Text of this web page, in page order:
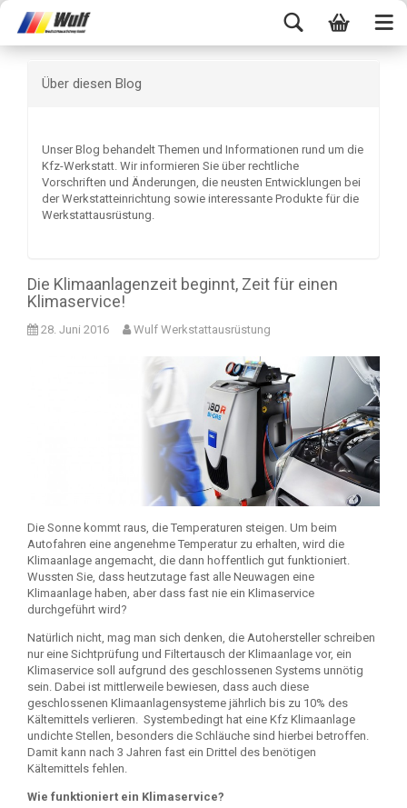
Über diesen Blog
Unser Blog behandelt Themen und Informationen rund um die
Kfz-Werkstatt. Wir informieren Sie über rechtliche
Vorschriften und Änderungen, die neusten Entwicklungen bei
der Werkstatteinrichtung sowie interessante Produkte für die
Werkstattausrüstung.
Die Klimaanlagenzeit beginnt, Zeit für einen
Klimaservice!
28. Juni 2016 Wulf Werkstattausrüstung
Die Sonne kommt raus, die Temperaturen steigen. Um beim
Autofahren eine angenehme Temperatur zu erhalten, wird die
Klimaanlage angemacht, die dann hoffentlich gut funktioniert.
Wussten Sie, dass heutzutage fast alle Neuwagen eine
Klimaanlage haben, aber dass fast nie ein Klimaservice
durchgeführt wird?
Natürlich nicht, mag man sich denken, die Autohersteller schreiben
nur eine Sichtprüfung und Filtertausch der Klimaanlage vor, ein
Klimaservice soll aufgrund des geschlossenen Systems unnötig
sein. Dabei ist mittlerweile bewiesen, dass auch diese
geschlossenen Klimaanlagensysteme jährlich bis zu 10% des
Kältemittels verlieren. Systembedingt hat eine Kfz Klimaanlage
undichte Stellen, besonders die Schläuche sind hierbei betroffen.
Damit kann nach 3 Jahren fast ein Drittel des benötigen
Kältemittels fehlen.
Wie funktioniert ein Klimaservice?